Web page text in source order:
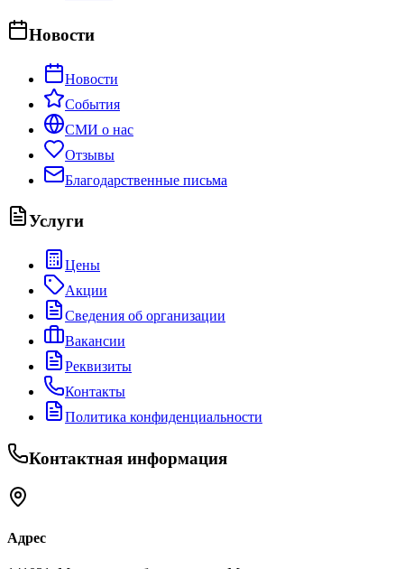
Новости
Новости
События
СМИ о нас
Отзывы
Благодарственные письма
Услуги
Цены
Акции
Сведения об организации
Вакансии
Реквизиты
Контакты
Политика конфиденциальности
Контактная информация
Адрес